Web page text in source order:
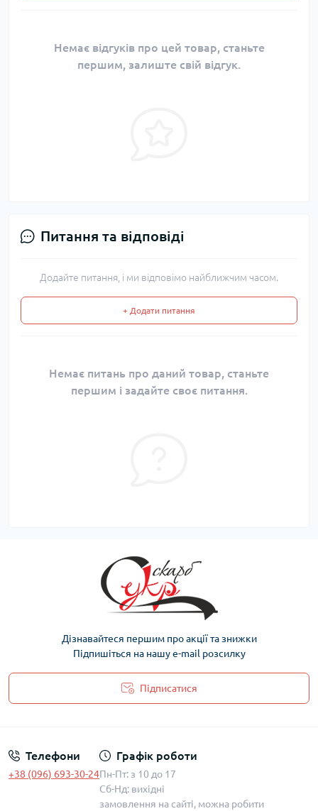
Немає відгуків про цей товар, станьте
першим, залиште свій відгук.
Питання та відповіді
Додайте питання, і ми відповімо найближчим часом.
+ Додати питання
Немає питань про даний товар, станьте
першим і задайте своє питання.
Дізнавайтеся першим про акції та знижки
Підпишіться на нашу e-mail розсилку
Підписатися
Телефони
+38 (096) 693-30-24
Графік роботи
Пн-Пт: з 10 до 17
Сб-Нд: вихідні
замовлення на сайті, можна робити